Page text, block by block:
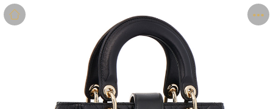
详情